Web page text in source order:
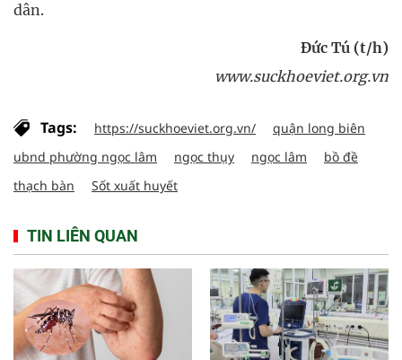
dân.
Đức Tú (t/h)
www.suckhoeviet.org.vn
Tags: https://suckhoeviet.org.vn/
quận long biên
ubnd phường ngọc lâm
ngọc thụy ngọc lâm
bồ đề
thạch bàn
Sốt xuất huyết
TIN LIÊN QUAN